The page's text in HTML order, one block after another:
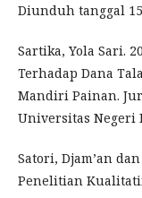
Diunduh tanggal
Sartika, Yola Sari.
Terhadap Dana
Mandiri Painan.
Universitas Negeri
Satori, Djam’an
Penelitian